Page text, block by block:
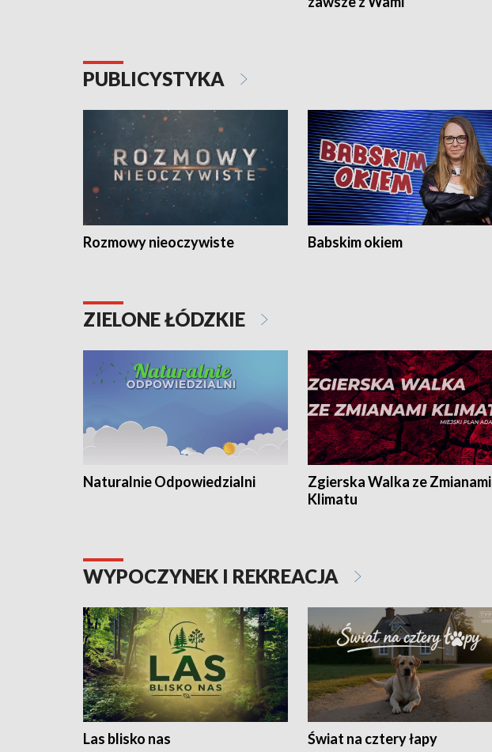
PUBLICYSTYKA
Rozmowy nieoczywiste Babskim okiem
ZIELONE ŁÓDZKIE
Naturalnie Odpowiedzialni
Zgierska Walka ze Zmianami
Klimatu
WYPOCZYNEK I REKREACJA
Las blisko nas Świat na cztery łapy